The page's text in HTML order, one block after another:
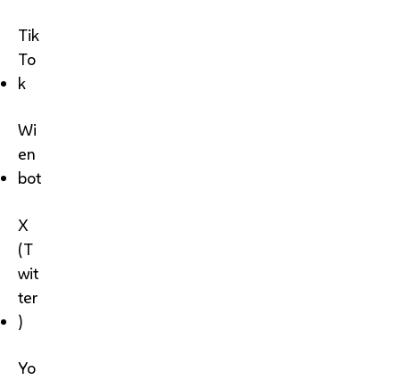
Tik
To
k
Wi
en
bot
X
(T
wit
ter
)
Yo